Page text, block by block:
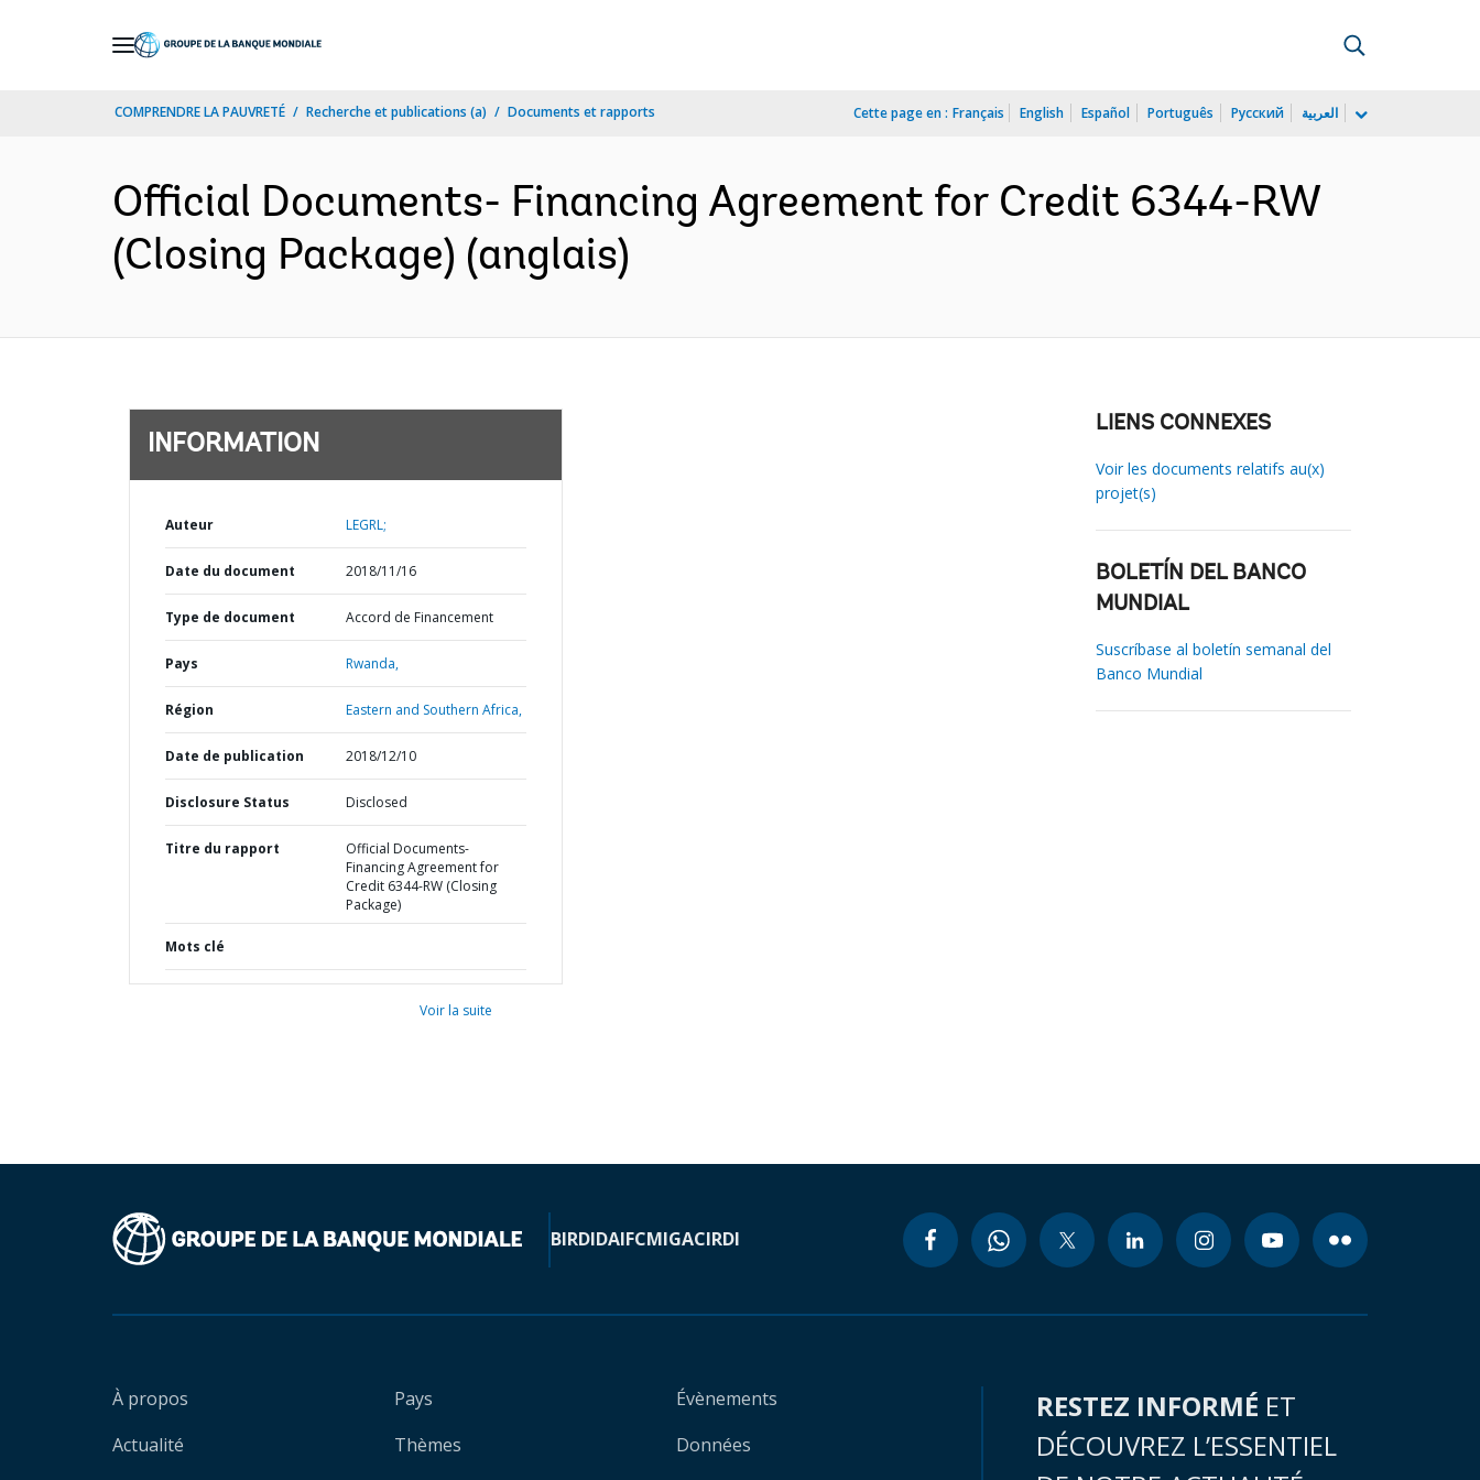
COMPRENDRE LA PAUVRETÉ Recherche et publications (a) Documents et rapports Cette page en : Français English Español Português Русский العربية
Official Documents- Financing Agreement for Credit 6344-RW
(Closing Package) (anglais)
INFORMATION
Auteur LEGRL;
Date du document 2018/11/16
Type de document Accord de Financement
Pays Rwanda,
Région Eastern and Southern Africa,
Date de publication 2018/12/10
Disclosure Status Disclosed
Titre du rapport
Official Documents-
Financing Agreement for
Credit 6344-RW (Closing
Package)
Mots clé
Voir la suite
LIENS CONNEXES
Voir les documents relatifs au(x)
projet(s)
BOLETÍN DEL BANCO
MUNDIAL
Suscríbase al boletín semanal del
Banco Mundial
BIRDIDAIFCMIGACIRDI
À propos
Actualité
Pays
Thèmes
Évènements
Données
RESTEZ INFORMÉ ET
DÉCOUVREZ L’ESSENTIEL